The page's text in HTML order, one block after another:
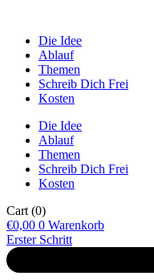
Die Idee
Ablauf
Themen
Schreib Dich Frei
Kosten
Die Idee
Ablauf
Themen
Schreib Dich Frei
Kosten
Cart (0)
€0,00 0 Warenkorb
Erster Schritt